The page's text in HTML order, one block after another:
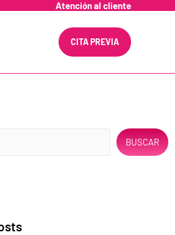
Atención al cliente
CITA PREVIA
BUSCAR